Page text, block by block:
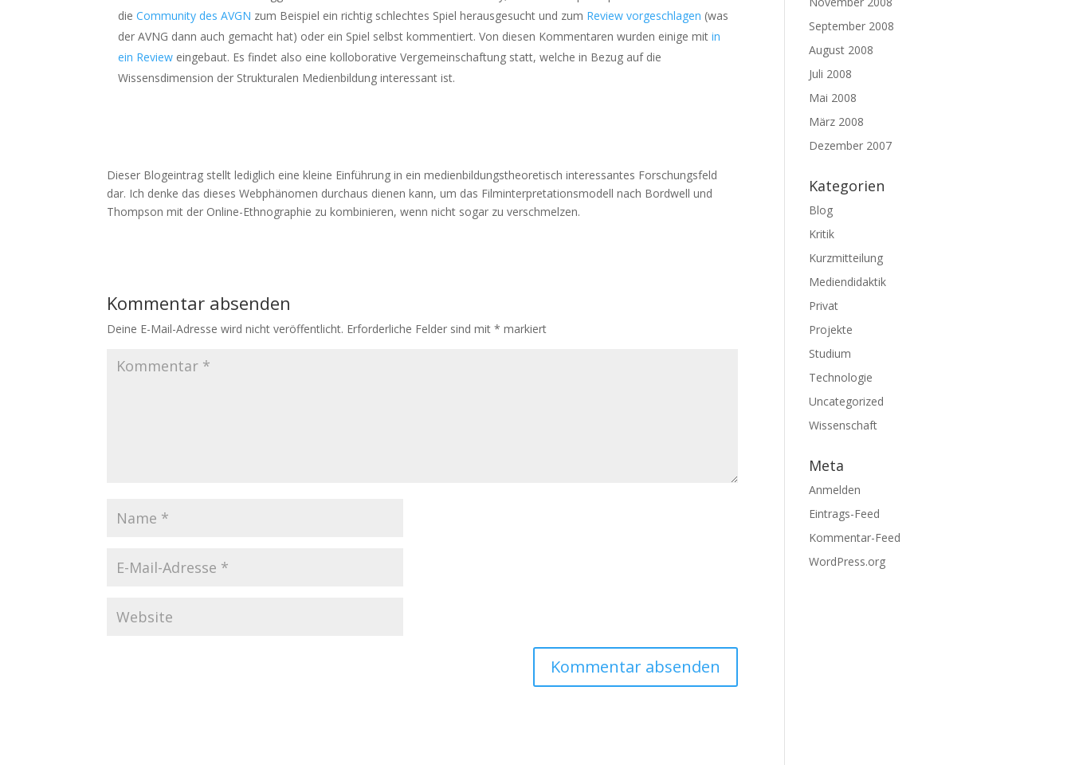
dieCommunity des AVGN zum Beispiel ein richtig schlechtes Spiel herausgesucht und zum Review vorgeschlagen (was
der AVNG dann auch gemacht hat) oder ein Spiel selbst kommentiert. Von diesen Kommentaren wurden einige mitin
ein Review eingebaut. Es findet also eine kolloborative Vergemeinschaftung statt, welche in Bezug auf die
Wissensdimension der Strukturalen Medienbildung interessant ist.
Dieser Blogeintrag stellt lediglich eine kleine Einführung in ein medienbildungstheoretisch interessantes Forschungsfeld
dar. Ich denke das dieses Webphänomen durchaus dienen kann, um das Filminterpretationsmodell nach Bordwell und
Thompson mit der Online-Ethnographie zu kombinieren, wenn nicht sogar zu verschmelzen.
Kommentar absenden
Deine E-Mail-Adresse wird nicht veröffentlicht. Erforderliche Felder sind mit* markiert
September 2008
August 2008
Juli 2008
Mai 2008
März 2008
Dezember 2007
Kategorien
Blog
Kritik
Kurzmitteilung
Mediendidaktik
Privat
Projekte
Studium
Technologie
Uncategorized
Wissenschaft
Meta
Anmelden
Eintrags-Feed
Kommentar-Feed
WordPress.org